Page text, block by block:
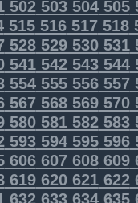
502503504505
515516517518
528529530531
541542543544
554555556557
567568569570
580581582583
593594595596
606607608609
619620621622
632633634635